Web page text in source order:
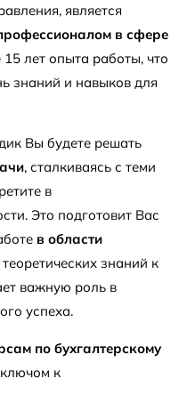
является
в сфере
лет опыта работы, что
знаний и навыков для
Вы будете решать
, сталкиваясь с теми
в
Это подготовит Вас
в области
знаний к
важную роль в
успеха.
по бухгалтерскому
к